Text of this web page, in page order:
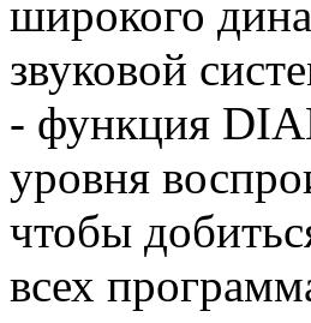
широкого
звуковой
- функция
уровня
чтобы
всех